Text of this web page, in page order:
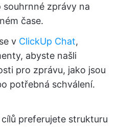
zprávy na
čase.
v ClickUp Chat,
abyste našli
pro zprávu, jako jsou
potřebná schválení.
preferujete strukturu